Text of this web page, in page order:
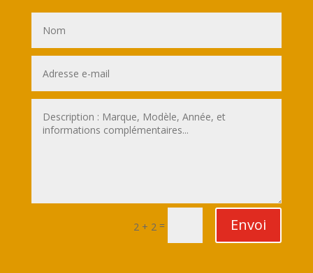
2 + 2 = Envoi